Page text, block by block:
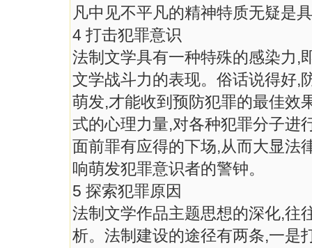
凡中见不平凡的精神特质无疑是
4 打击犯罪意识
法制文学具有一种特殊的感染力,
文学战斗力的表现。俗话说得好,
萌发,才能收到预防犯罪的最佳效
式的心理力量,对各种犯罪分子进
面前罪有应得的下场,从而大显法
响萌发犯罪意识者的警钟。
5 探索犯罪原因
法制文学作品主题思想的深化,往
析。法制建设的途径有两条,一是